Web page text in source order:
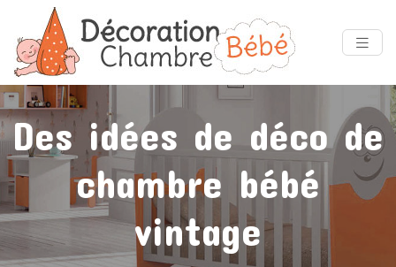
Des idées de déco de
chambre bébé
vintage